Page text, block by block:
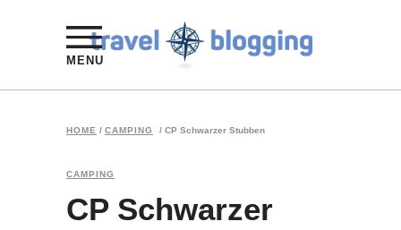
MENU
HOME / CAMPING / CP Schwarzer Stubben
CAMPING
CP Schwarzer